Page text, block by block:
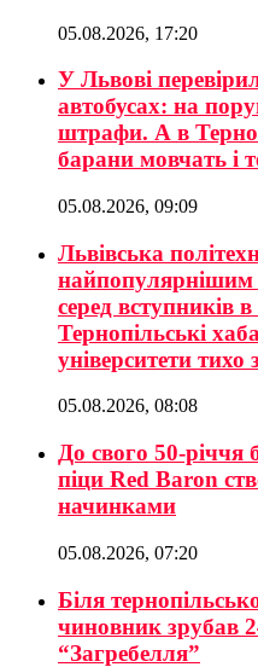
05.08.2026, 17:20
У Львові
автобусах: на
штрафи. А в
барани мовчать і
05.08.2026, 09:09
Львівська
найпопулярнішим
серед вступників в
Тернопільські
університети тихо
05.08.2026, 08:08
До свого 50-річчя
піци Red Baron
начинками
05.08.2026, 07:20
Біля
чиновник зрубав
“Загребелля”